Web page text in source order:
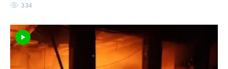
334